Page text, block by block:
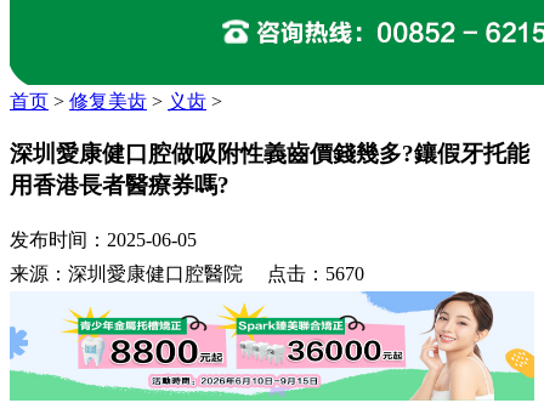
首页 > 修复美齿 > 义齿 >
深圳愛康健口腔做吸附性義齒價錢幾多?鑲假牙托能
用香港長者醫療券嗎?
发布时间：2025-06-05
来源：深圳愛康健口腔醫院 点击：5670